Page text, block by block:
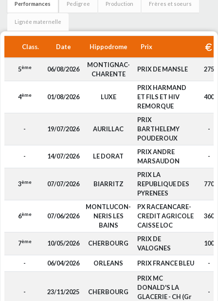
Performances Pedigree Production Frères et soeurs
Lignée maternelle
Class. Date Hippodrome Prix
5ème 06/08/2026
MONTIGNAC-
CHARENTE
PRIX DE MANSLE 275
4ème 01/08/2026 LUXE
PRIX HARMAND
ET FILS ET HIV
REMORQUE
400
- 19/07/2026 AURILLAC
PRIX
BARTHELEMY
POUDEROUX
-
- 14/07/2026 LE DORAT
PRIX ANDRE
MARSAUDON
-
3ème 07/07/2026 BIARRITZ
PRIX LA
REPUBLIQUE DES
PYRENEES
770
6ème 07/06/2026
MONTLUCON-
NERIS LES
BAINS
PX RACEANCARE-
CREDIT AGRICOLE
CAISSE LOC
360
7ème 10/05/2026 CHERBOURG
PRIX DE
VALOGNES
100
- 06/04/2026 ORLEANS PRIX FRANCE BLEU -
- 23/11/2025 CHERBOURG
PRIX MC
DONALD'S LA
GLACERIE - CH (Gr
-